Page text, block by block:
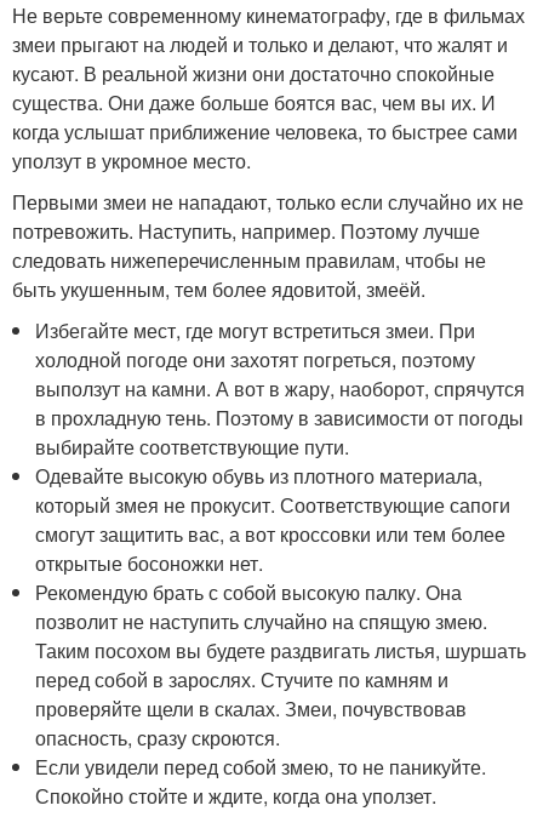
Не верьте современному кинематографу, где в фильмах
змеи прыгают на людей и только и делают, что жалят и
кусают. В реальной жизни они достаточно спокойные
существа. Они даже больше боятся вас, чем вы их. И
когда услышат приближение человека, то быстрее сами
уползут в укромное место.
Первыми змеи не нападают, только если случайно их не
потревожить. Наступить, например. Поэтому лучше
следовать нижеперечисленным правилам, чтобы не
быть укушенным, тем более ядовитой, змеёй.
Избегайте мест, где могут встретиться змеи. При
холодной погоде они захотят погреться, поэтому
выползут на камни. А вот в жару, наоборот, спрячутся
в прохладную тень. Поэтому в зависимости от погоды
выбирайте соответствующие пути.
Одевайте высокую обувь из плотного материала,
который змея не прокусит. Соответствующие сапоги
смогут защитить вас, а вот кроссовки или тем более
открытые босоножки нет.
Рекомендую брать с собой высокую палку. Она
позволит не наступить случайно на спящую змею.
Таким посохом вы будете раздвигать листья, шуршать
перед собой в зарослях. Стучите по камням и
проверяйте щели в скалах. Змеи, почувствовав
опасность, сразу скроются.
Если увидели перед собой змею, то не паникуйте.
Спокойно стойте и ждите, когда она уползет.